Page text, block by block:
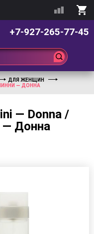
+7-927-265-77-45
ДЛЯ ЖЕНЩИН
— ДОННА
— Donna /
— Донна